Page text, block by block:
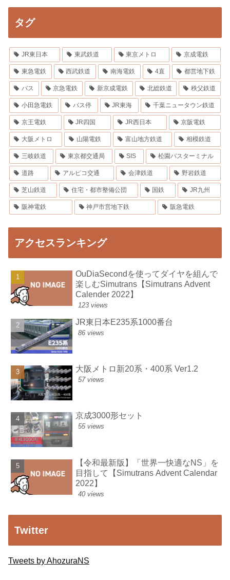
タグ
JR東日本 東武鉄道 東京メトロ 京成電鉄
東急電鉄 西武鉄道 南海電鉄 4直 都営地下鉄
バス 京急電鉄 新京成電鉄 北総鉄道 秩父鉄道
小田急電鉄 バス停 JR東海 千葉ニュータウン鉄道
京王電鉄 JR四国 JR西日本 京阪電鉄
大阪メトロ 山陽電鉄 富山地方鉄道 相模鉄道
三岐鉄道 東京都交通局 SIS 松園バスターミナル
道路 アルピコ交通 会津鉄道 野岩鉄道
芝山鉄道 住宅・都市整備公団 国鉄 JR九州
阪神電鉄 神戸市営地下鉄 阪急電鉄
アクセスランキング
OuDiaSecondを使ってダイヤを組んで
楽しむSimutrans【Simutrans Advent
Calender 2022】
123 views
JR東日本E235系1000番台
86 views
大阪メトロ新20系・400系 Ver1.2
57 views
京成3000形セット
55 views
【令和最新版】「世界一快適なNS」を
目指して【Simutrans Advent Calendar
2022】
40 views
Twitter
Tweets by AhozuraNS